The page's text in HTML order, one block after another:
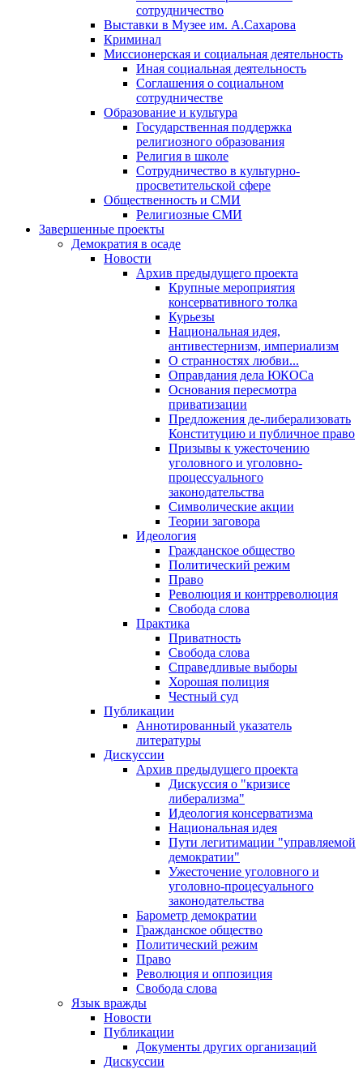
сотрудничество
Выставки в Музее им. А.Сахарова
Криминал
Миссионерская и социальная деятельность
Иная социальная деятельность
Соглашения о социальном
сотрудничестве
Образование и культура
Государственная поддержка
религиозного образования
Религия в школе
Сотрудничество в культурно-
просветительской сфере
Общественность и СМИ
Религиозные СМИ
Завершенные проекты
Демократия в осаде
Новости
Архив предыдущего проекта
Крупные мероприятия
консервативного толка
Курьезы
Национальная идея,
антивестернизм, империализм
О странностях любви...
Оправдания дела ЮКОСа
Основания пересмотра
приватизации
Предложения де-либерализовать
Конституцию и публичное право
Призывы к ужесточению
уголовного и уголовно-
процессуального
законодательства
Символические акции
Теории заговора
Идеология
Гражданское общество
Политический режим
Право
Революция и контрреволюция
Свобода слова
Практика
Приватность
Свобода слова
Справедливые выборы
Хорошая полиция
Честный суд
Публикации
Аннотированный указатель
литературы
Дискуссии
Архив предыдущего проекта
Дискуссия о "кризисе
либерализма"
Идеология консерватизма
Национальная идея
Пути легитимации "управляемой
демократии"
Ужесточение уголовного и
уголовно-процесуального
законодательства
Барометр демократии
Гражданское общество
Политический режим
Право
Революция и оппозиция
Свобода слова
Язык вражды
Новости
Публикации
Документы других организаций
Дискуссии